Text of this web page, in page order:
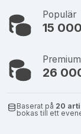
Populär
15
Premium
26
Baserat på 20
bokas till ett